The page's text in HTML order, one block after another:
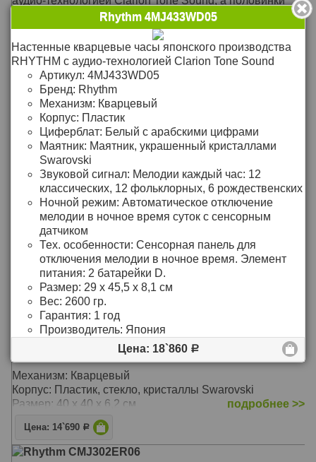
циферблата расходятся в стороны. Светодиоды
мигают в такт мелодии. Красивый дизайн с
непрерывно вращающимися шестеренками и 6
кристаллами Swarovski. Термометр - для измерение
температуры внутри помещения. Гигрометр - для
измерения влажности в помещении. Режим
музыкальной демонстрации
Механизм: Кварцевый
Корпус: Пластик
Звуковой сигнал: Мелодии: 12 классических, 12
фольклорных, 6 рождественских
Размер: 39 х 41 х 8,6 см
подробнее >>
Цена: 49`450 Р
Rhythm CMH760NR06
Настенные кварцевые круглые часы c 21 мелодией, в
том числе и самой классической и популярной
мелодией Westminster, с аудио-технологией Sound In
Place японского производства RHYTHM
Механизм: Кварцевый
Корпус: Пластик
Звуковой сигнал: Мелодии: Westminster, Бим-бом, 16
классических, 3 рождественских
Размер: 45 x 45 x 8 см
Цена: 17`010Р
Rhythm 4MP748WR02
Высококачественные настенные кварцевые часы
японского производства RHYTHM с зеркальной
отделкой задней части корпуса, которая качается в
Механизм: Кварцевый
Корпус: Пластик, стекло, кристаллы Swarovski
Размер: 40 х 40 х 6,2 см
подробнее >>
Цена: 14`690 Р
Rhythm CMJ302ER06
Rhythm 4MJ433WD05
Настенные кварцевые часы японского производства
RHYTHM с аудио-технологией Clarion Tone Sound
Артикул: 4MJ433WD05
Бренд: Rhythm
Механизм: Кварцевый
Корпус: Пластик
Циферблат: Белый с арабскими цифрами
Маятник: Маятник, украшенный кристаллами
Swarovski
Звуковой сигнал: Мелодии каждый час: 12
классических, 12 фольклорных, 6 рождественских
Ночной режим: Автоматическое отключение
мелодии в ночное время суток с сенсорным
датчиком
Тех. особенности: Сенсорная панель для
отключения мелодии в ночное время. Элемент
питания: 2 батарейки D.
Размер: 29 х 45,5 х 8,1 см
Вес: 2600 гр.
Гарантия: 1 год
Производитель: Япония
Цена: 18`860 Р